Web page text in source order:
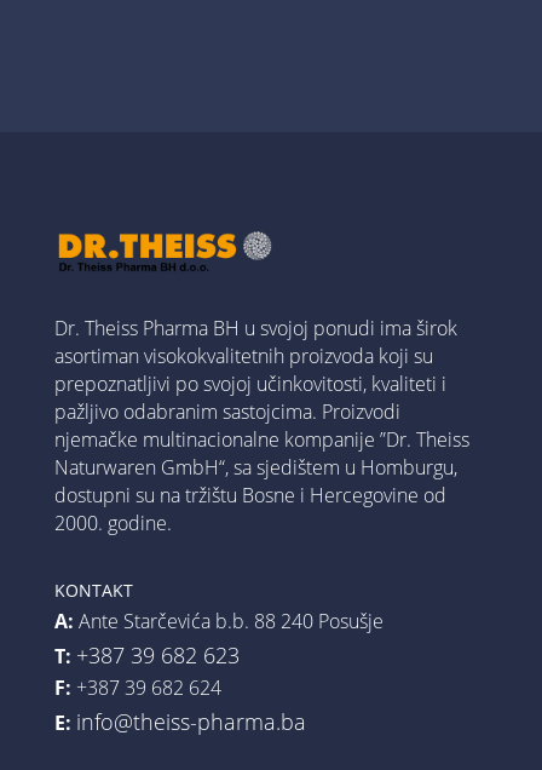
Dr. Theiss Pharma BH u svojoj ponudi ima širok
asortiman visokokvalitetnih proizvoda koji su
prepoznatljivi po svojoj učinkovitosti, kvaliteti i
pažljivo odabranim sastojcima. Proizvodi
njemačke multinacionalne kompanije ”Dr. Theiss
Naturwaren GmbH“, sa sjedištem u Homburgu,
dostupni su na tržištu Bosne i Hercegovine od
2000. godine.
KONTAKT
A: Ante Starčevića b.b. 88 240 Posušje
T: +387 39 682 623
F: +387 39 682 624
E: info@theiss-pharma.ba